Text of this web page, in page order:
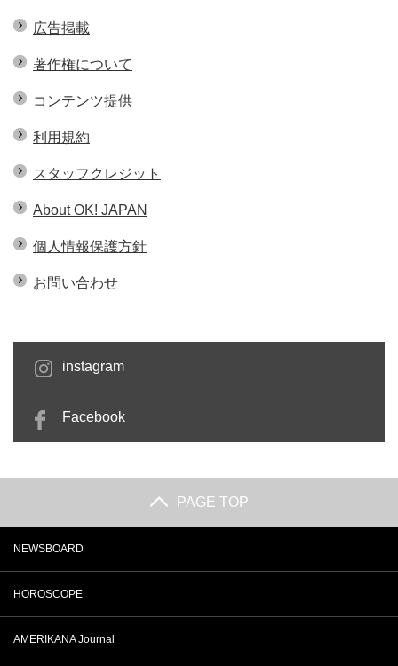
広告掲載
著作権について
コンテンツ提供
利用規約
スタッフクレジット
About OK! JAPAN
個人情報保護方針
お問い合わせ
instagram
Facebook
PAGE TOP
NEWSBOARD
HOROSCOPE
AMERIKANA Journal